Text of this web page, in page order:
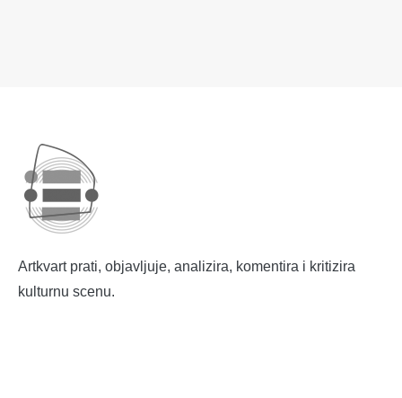
Artkvart prati, objavljuje, analizira, komentira i kritizira
kulturnu scenu.